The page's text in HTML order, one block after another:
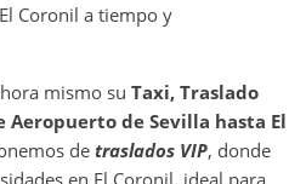
Coronil a tiempo y
mismo su Taxi, Traslado
Aeropuerto de Sevilla hasta El
de traslados VIP, donde
en El Coronil, ideal para